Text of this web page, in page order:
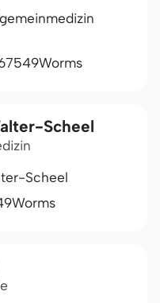
Worms
Scheel
Scheel
Worms